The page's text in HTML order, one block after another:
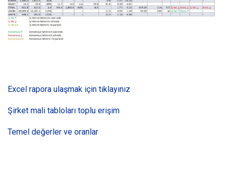
Excel rapora ulaşmak için tıklayınız
Şirket mali tabloları toplu erişim
Temel değerler ve oranlar